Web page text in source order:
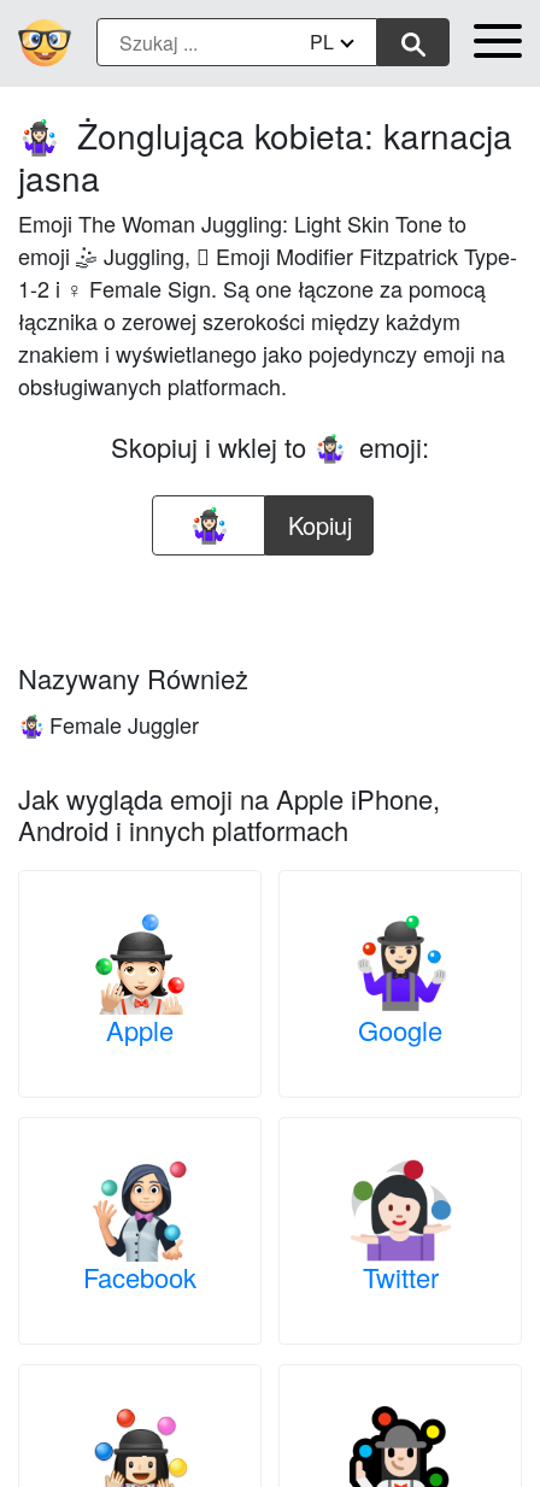
PL
🤹🏻‍♀️ Żonglująca kobieta: karnacja
jasna
Emoji The Woman Juggling: Light Skin Tone to
emoji 🤹 Juggling, 🏻 Emoji Modifier Fitzpatrick Type-
1-2 i ♀ Female Sign. Są one łączone za pomocą
łącznika o zerowej szerokości między każdym
znakiem i wyświetlanego jako pojedynczy emoji na
obsługiwanych platformach.
Skopiuj i wklej to 🤹🏻‍♀️ emoji:
Kopiuj
Nazywany Również
🤹🏻‍♀️ Female Juggler
Jak wygląda emoji na Apple iPhone,
Android i innych platformach
Apple Google
Facebook Twitter